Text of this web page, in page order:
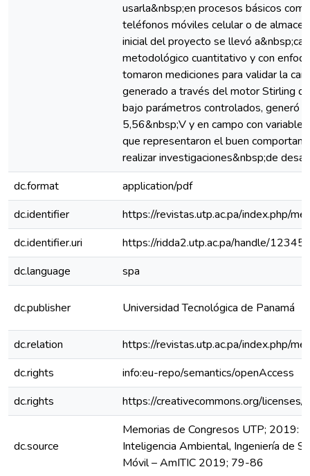
usarla&nbsp;en procesos básicos
teléfonos móviles celular o de
inicial del proyecto se llevó
metodológico cuantitativo y con
tomaron mediciones para validar la
generado a través del motor Stirling
bajo parámetros controlados, generó
5,56&nbsp;V y en campo con
que representaron el buen
realizar investigaciones&nbsp;de
dc.format
application/pdf
dc.identifier
https://revistas.utp.ac.pa/index.php/
dc.identifier.uri
https://ridda2.utp.ac.pa/handle/
dc.language
spa
dc.publisher Universidad Tecnológica de Panamá
dc.relation
https://revistas.utp.ac.pa/index.php/
dc.rights
info:eu-repo/semantics/openAccess
dc.rights
https://creativecommons.org/
dc.source
Memorias de Congresos UTP; 2019:
Inteligencia Ambiental, Ingeniería de
Móvil – AmITIC 2019; 79-86